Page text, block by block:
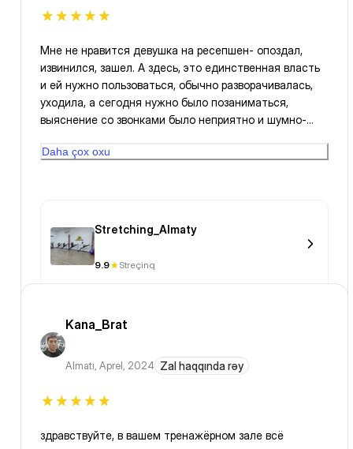
Мне не нравится девушка на ресепшен- опоздал,
извинился, зашел. А здесь, это единственная власть
и ей нужно пользоваться, обычно разворачивалась,
уходила, а сегодня нужно было позаниматься,
выяснение со звонками было неприятно и шумно-
парковки - не самое лучшее место для занятий,
Daha çox oxu
Stretching_Almaty
9.9 Streçinq
Kana_Brat
Almatı, Aprel, 2024 Zal haqqında rəy
здравствуйте, в вашем тренажёрном зале всё